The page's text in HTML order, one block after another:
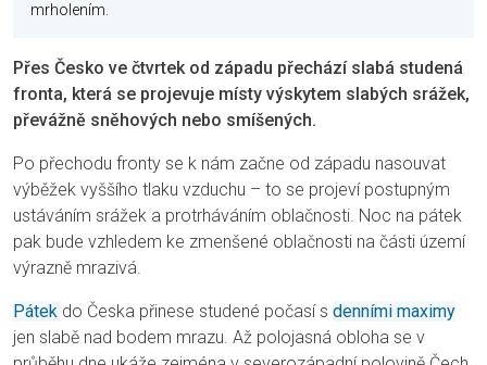
mrholením.
Přes Česko ve čtvrtek od západu přechází slabá studená
fronta, která se projevuje místy výskytem slabých srážek,
převážně sněhových nebo smíšených.
Po přechodu fronty se k nám začne od západu nasouvat
výběžek vyššího tlaku vzduchu – to se projeví postupným
ustáváním srážek a protrháváním oblačnosti. Noc na pátek
pak bude vzhledem ke zmenšené oblačnosti na části území
výrazně mrazivá.
Pátek do Česka přinese studené počasí s denními maximy
jen slabě nad bodem mrazu. Až polojasná obloha se v